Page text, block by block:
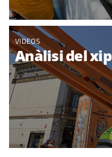
VIDEOS
Anàlisi del